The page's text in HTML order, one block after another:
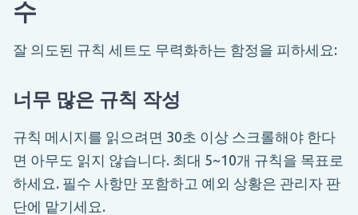
수
잘 의도된 규칙 세트도 무력화하는 함정을 피하세요:
너무 많은 규칙 작성
규칙 메시지를 읽으려면 30초 이상 스크롤해야 한다
면 아무도 읽지 않습니다. 최대 5~10개 규칙을 목표로
하세요. 필수 사항만 포함하고 예외 상황은 관리자 판
단에 맡기세요.